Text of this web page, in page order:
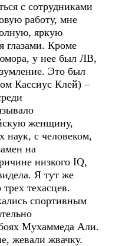
с сотрудниками
работу, мне
яркую
Кроме
юмора, у нее был ЛВ,
Это был
Кассиус Клей) –
женщину,
наук, с человеком,
на
низкого IQ,
Я тут же
техасцев.
спортивным
Мухаммеда Али.
жевали жвачку.